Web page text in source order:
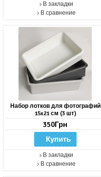
В закладки
В сравнение
Набор лотков для фотографий
15x21 см (3 шт)
350Грн
В закладки
В сравнение